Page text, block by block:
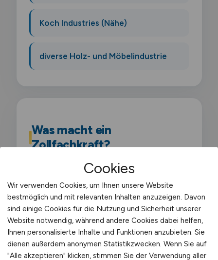
Koch Industries (Nähe)
diverse Holz- und Möbelindustrie
Was macht ein
Zollfachkraft?
Als Zollfachkraft übernimmst du die
fachliche Bearbeitung sämtlicher
zollrelevanter Vorgänge in einem
Unternehmen. Du kennst dich mit dem
Unionszollkodex aus und sorgst für die
korrekte Abwicklung aller Ein- und
Cookies
Wir verwenden Cookies, um Ihnen unsere Website
bestmöglich und mit relevanten Inhalten anzuzeigen. Davon
sind einige Cookies für die Nutzung und Sicherheit unserer
Website notwendig, während andere Cookies dabei helfen,
Ihnen personalisierte Inhalte und Funktionen anzubieten. Sie
dienen außerdem anonymen Statistikzwecken. Wenn Sie auf
"Alle akzeptieren" klicken, stimmen Sie der Verwendung aller